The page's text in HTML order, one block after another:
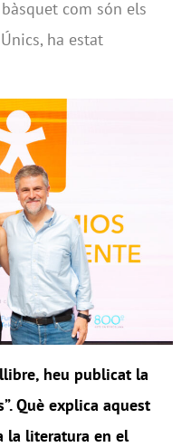
com són els
ha estat
heu publicat la
Què explica aquest
la literatura en el